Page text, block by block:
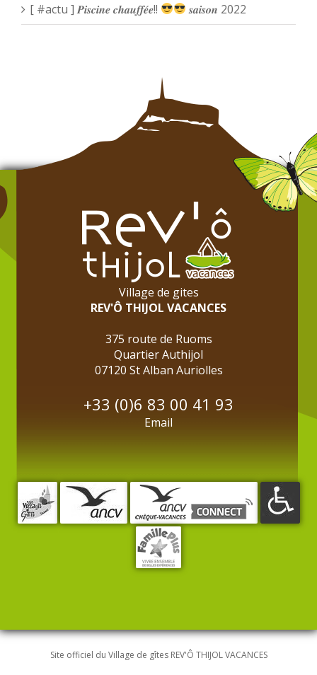
[ #actu ] 𝑷𝒊𝒔𝒄𝒊𝒏𝒆 𝒄𝒉𝒂𝒖𝒇𝒇𝒆́𝒆!!
𝒔𝒂𝒊𝒔𝒐𝒏 2022
Village de gites
REV'Ô THIJOL VACANCES
375 route de Ruoms
Quartier Authijol
07120 St Alban Auriolles
+33 (0)6 83 00 41 93
Email
Site officiel du Village de gîtes REV'Ô THIJOL VACANCES